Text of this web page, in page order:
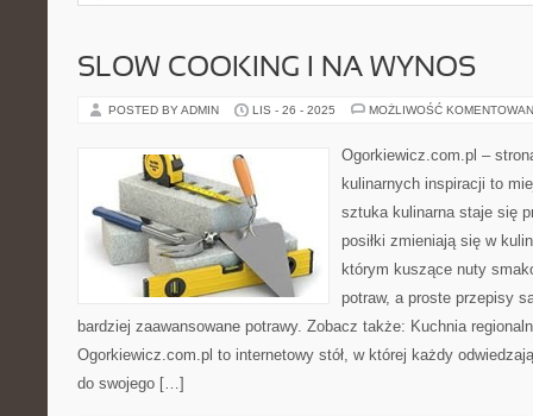
SLOW COOKING I NA WYNOS
POSTED BY ADMIN LIS - 26 - 2025 MOŻLIWOŚĆ
Ogorkiewicz.com.pl –
kulinarnych inspiracji to
sztuka kulinarna staje się
posiłki zmieniają się w
którym kuszące nuty
potraw, a proste przepisy
bardziej zaawansowane potrawy. Zobacz także: Kuchnia
Ogorkiewicz.com.pl to internetowy stół, w której każdy
do swojego […]